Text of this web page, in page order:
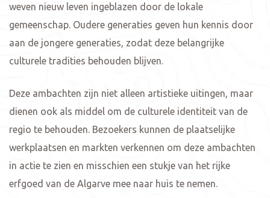
weven nieuw leven ingeblazen door de lokale
gemeenschap. Oudere generaties geven hun kennis door
aan de jongere generaties, zodat deze belangrijke
culturele tradities behouden blijven.
Deze ambachten zijn niet alleen artistieke uitingen, maar
dienen ook als middel om de culturele identiteit van de
regio te behouden. Bezoekers kunnen de plaatselijke
werkplaatsen en markten verkennen om deze ambachten
in actie te zien en misschien een stukje van het rijke
erfgoed van de Algarve mee naar huis te nemen.